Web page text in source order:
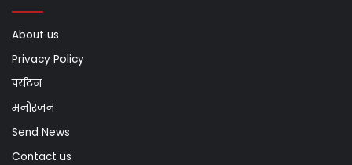
About us
Privacy Policy
पर्यटन
मनोरंजन
Send News
Contact us